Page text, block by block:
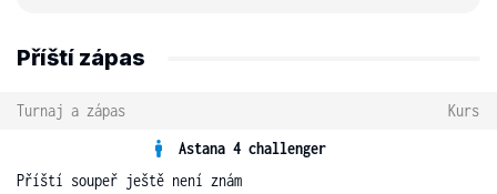
Příští zápas
Turnaj a zápas
Kurs
Astana 4 challenger
Příští soupeř ještě není znám